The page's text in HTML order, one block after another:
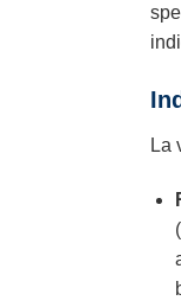
La